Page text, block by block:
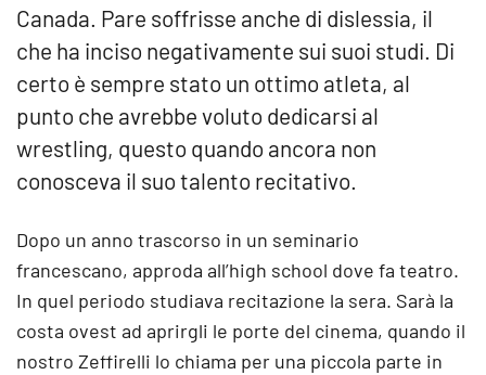
Canada. Pare soffrisse anche di dislessia, il
che ha inciso negativamente sui suoi studi. Di
certo è sempre stato un ottimo atleta, al
punto che avrebbe voluto dedicarsi al
wrestling, questo quando ancora non
conosceva il suo talento recitativo.
Dopo un anno trascorso in un seminario
francescano, approda all’high school dove fa teatro.
In quel periodo studiava recitazione la sera. Sarà la
costa ovest ad aprirgli le porte del cinema, quando il
nostro Zeffirelli lo chiama per una piccola parte in